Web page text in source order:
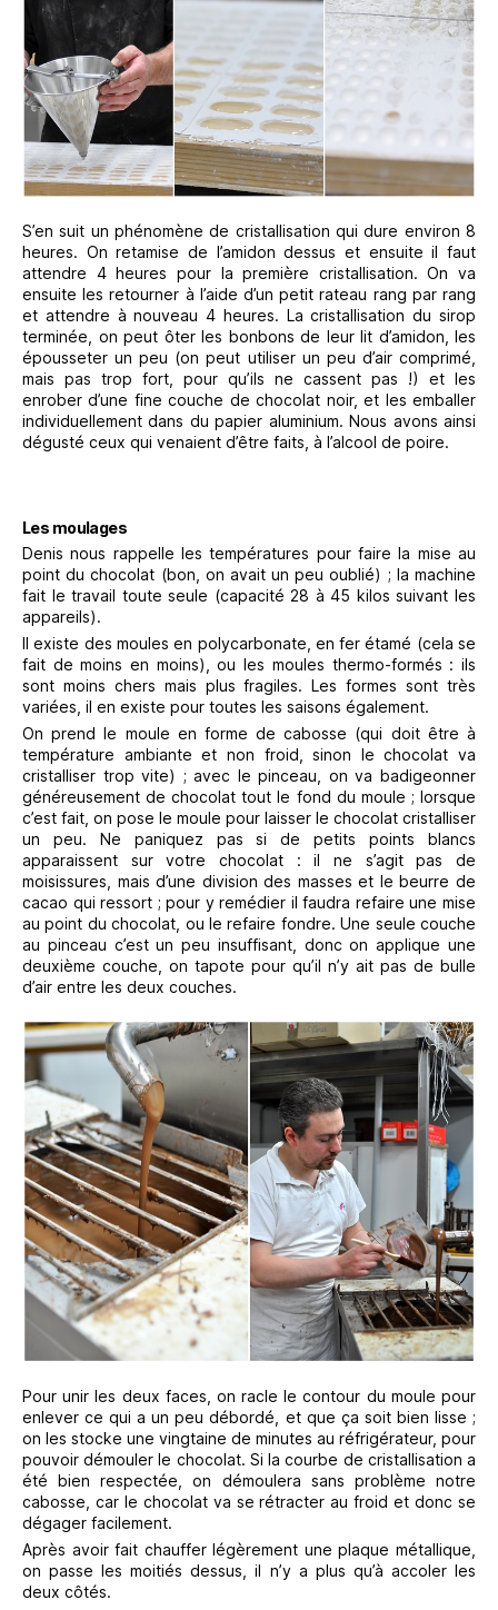
S’en suit un phénomène de cristallisation qui dure environ 8
heures. On retamise de l’amidon dessus et ensuite il faut
attendre 4 heures pour la première cristallisation. On va
ensuite les retourner à l’aide d’un petit rateau rang par rang
et attendre à nouveau 4 heures. La cristallisation du sirop
terminée, on peut ôter les bonbons de leur lit d’amidon, les
épousseter un peu (on peut utiliser un peu d’air comprimé,
mais pas trop fort, pour qu’ils ne cassent pas !) et les
enrober d’une fine couche de chocolat noir, et les emballer
individuellement dans du papier aluminium. Nous avons ainsi
dégusté ceux qui venaient d’être faits, à l’alcool de poire.
Les moulages
Denis nous rappelle les températures pour faire la mise au
point du chocolat (bon, on avait un peu oublié) ; la machine
fait le travail toute seule (capacité 28 à 45 kilos suivant les
appareils).
Il existe des moules en polycarbonate, en fer étamé (cela se
fait de moins en moins), ou les moules thermo-formés : ils
sont moins chers mais plus fragiles. Les formes sont très
variées, il en existe pour toutes les saisons également.
On prend le moule en forme de cabosse (qui doit être à
température ambiante et non froid, sinon le chocolat va
cristalliser trop vite) ; avec le pinceau, on va badigeonner
généreusement de chocolat tout le fond du moule ; lorsque
c’est fait, on pose le moule pour laisser le chocolat cristalliser
un peu. Ne paniquez pas si de petits points blancs
apparaissent sur votre chocolat : il ne s’agit pas de
moisissures, mais d’une division des masses et le beurre de
cacao qui ressort ; pour y remédier il faudra refaire une mise
au point du chocolat, ou le refaire fondre. Une seule couche
au pinceau c’est un peu insuffisant, donc on applique une
deuxième couche, on tapote pour qu’il n’y ait pas de bulle
d’air entre les deux couches.
Pour unir les deux faces, on racle le contour du moule pour
enlever ce qui a un peu débordé, et que ça soit bien lisse ;
on les stocke une vingtaine de minutes au réfrigérateur, pour
pouvoir démouler le chocolat. Si la courbe de cristallisation a
été bien respectée, on démoulera sans problème notre
cabosse, car le chocolat va se rétracter au froid et donc se
dégager facilement.
Après avoir fait chauffer légèrement une plaque métallique,
on passe les moitiés dessus, il n’y a plus qu’à accoler les
deux côtés.